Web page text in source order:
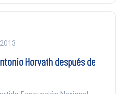
Horvath después de